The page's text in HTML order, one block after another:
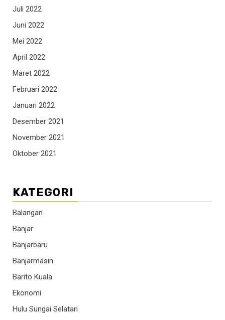
Juli 2022
Juni 2022
Mei 2022
April 2022
Maret 2022
Februari 2022
Januari 2022
Desember 2021
November 2021
Oktober 2021
KATEGORI
Balangan
Banjar
Banjarbaru
Banjarmasin
Barito Kuala
Ekonomi
Hulu Sungai Selatan